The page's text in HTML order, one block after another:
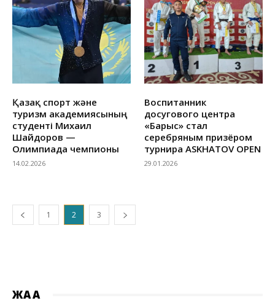
Қазақ спорт және
туризм академиясының
студенті Михаил
Шайдоров —
Олимпиада чемпионы
14.02.2026
Воспитанник
досугового центра
«Барыс» стал
серебряным призёром
турнира ASKHATOV OPEN
29.01.2026
1 2 3
ЖАҢА